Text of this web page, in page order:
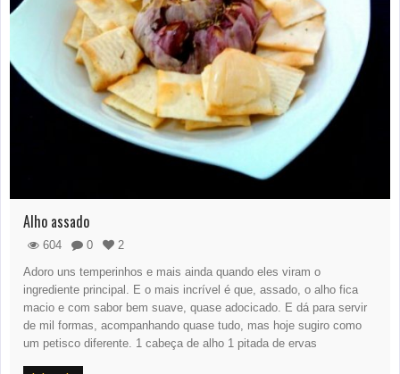
Alho assado
604 0
2
Adoro uns temperinhos e mais ainda quando eles viram o
ingrediente principal. E o mais incrível é que, assado, o alho fica
macio e com sabor bem suave, quase adocicado. E dá para servir
de mil formas, acompanhando quase tudo, mas hoje sugiro como
um petisco diferente. 1 cabeça de alho 1 pitada de ervas